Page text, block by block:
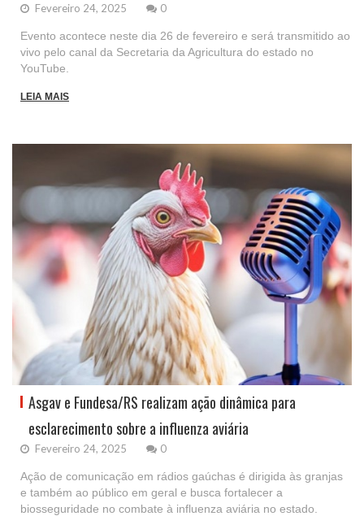
Fevereiro 24, 2025 0
Evento acontece neste dia 26 de fevereiro e será transmitido ao
vivo pelo canal da Secretaria da Agricultura do estado no
YouTube.
LEIA MAIS
Asgav e Fundesa/RS realizam ação dinâmica para
esclarecimento sobre a influenza aviária
Fevereiro 24, 2025 0
Ação de comunicação em rádios gaúchas é dirigida às granjas
e também ao público em geral e busca fortalecer a
biosseguridade no combate à influenza aviária no estado.